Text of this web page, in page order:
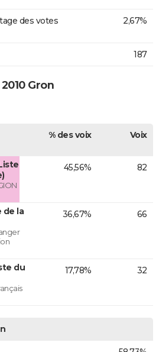
des votes
2,67%
187
Gron
% des voix Voix
45,56% 82
de la
36,67% 66
du
17,78% 32